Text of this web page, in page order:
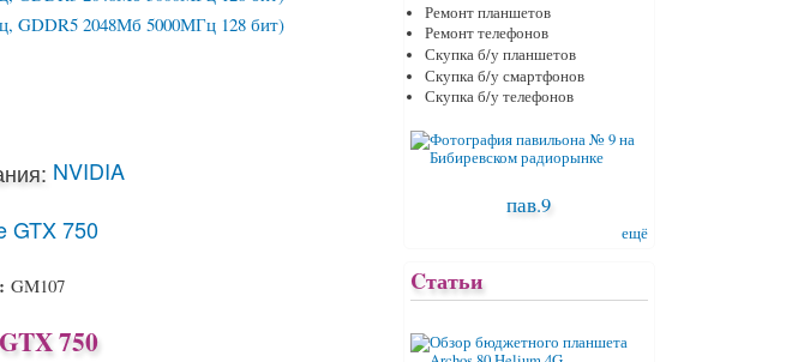
NVIDIA
GTX 750
GM107
750
Ремонт планшетов
Ремонт телефонов
Скупка б/у планшетов
Скупка б/у смартфонов
Скупка б/у телефонов
пав.9
ещё
Cтатьи